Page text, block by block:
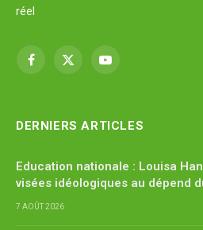
réel
Facebook
X
YouTube
DERNIERS ARTICLES
Education nationale : Louisa
visées idéologiques au dépend
7 AOÛT 2026